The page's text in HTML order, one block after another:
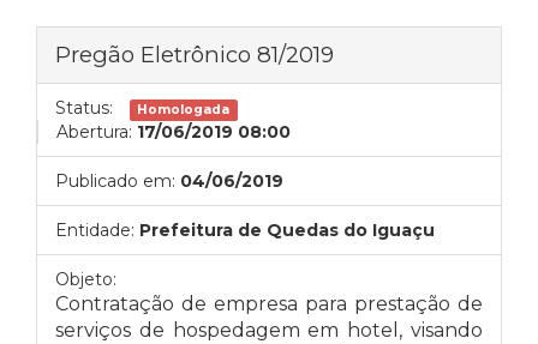
Pregão Eletrônico 81/2019
Status: Homologada
Abertura: 17/06/2019 08:00
Publicado em: 04/06/2019
Entidade: Prefeitura de Quedas do Iguaçu
Objeto:
Contratação de empresa para prestação de
serviços de hospedagem em hotel, visando